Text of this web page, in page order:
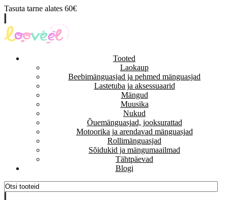
Tasuta tarne alates 60€
Tooted
Laokaup
Beebimänguasjad ja pehmed mänguasjad
Lastetuba ja aksessuaarid
Mängud
Muusika
Nukud
Õuemänguasjad, jooksurattad
Motoorika ja arendavad mänguasjad
Rollimänguasjad
Sõidukid ja mängumaailmad
Tähtpäevad
Blogi